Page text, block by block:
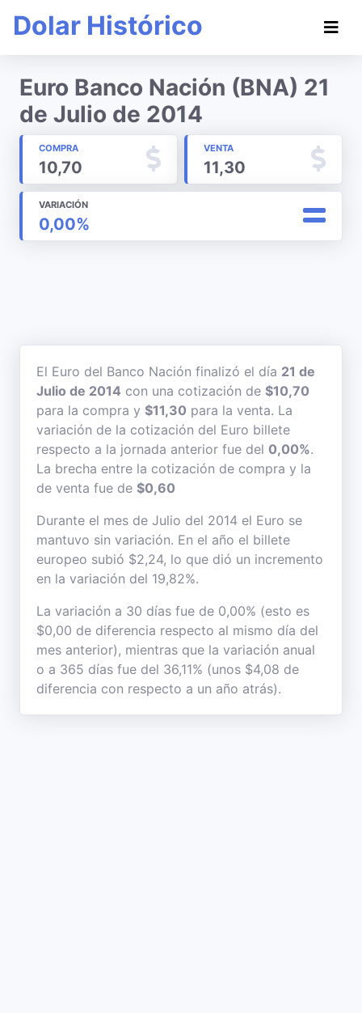
Dolar Histórico
Euro Banco Nación (BNA) 21
de Julio de 2014
COMPRA
10,70
VENTA
11,30
VARIACIÓN
0,00%
El Euro del Banco Nación finalizó el día 21 de
Julio de 2014 con una cotización de $10,70
para la compra y $11,30 para la venta. La
variación de la cotización del Euro billete
respecto a la jornada anterior fue del 0,00%.
La brecha entre la cotización de compra y la
de venta fue de $0,60
Durante el mes de Julio del 2014 el Euro se
mantuvo sin variación. En el año el billete
europeo subió $2,24, lo que dió un incremento
en la variación del 19,82%.
La variación a 30 días fue de 0,00% (esto es
$0,00 de diferencia respecto al mismo día del
mes anterior), mientras que la variación anual
o a 365 días fue del 36,11% (unos $4,08 de
diferencia con respecto a un año atrás).